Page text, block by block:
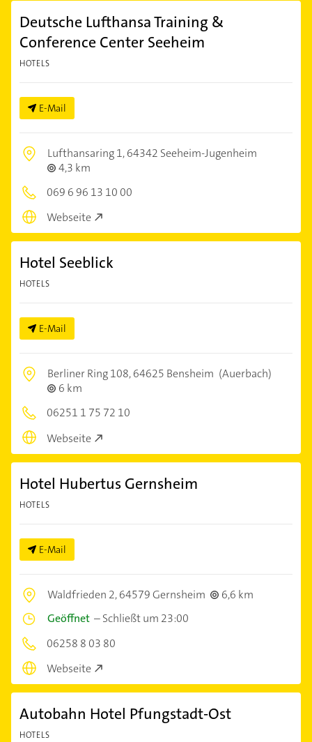
Deutsche Lufthansa Training &
Conference Center Seeheim
HOTELS
E-Mail
Lufthansaring 1,64342 Seeheim-Jugenheim
4,3 km
069 6 96 13 10 00
Webseite
Hotel Seeblick
HOTELS
E-Mail
Berliner Ring 108,64625 Bensheim (Auerbach)
6 km
06251 1 75 72 10
Webseite
Hotel Hubertus Gernsheim
HOTELS
E-Mail
Waldfrieden 2,64579 Gernsheim
6,6 km
Geöffnet –Schließt um 23:00
06258 8 03 80
Webseite
Autobahn Hotel Pfungstadt-Ost
HOTELS